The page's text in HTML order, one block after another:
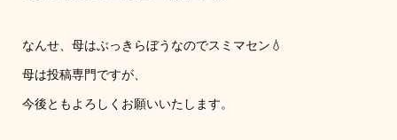
なんせ、母はぶっきらぼうなのでスミマセン💧
母は投稿専門ですが、
今後ともよろしくお願いいたします。